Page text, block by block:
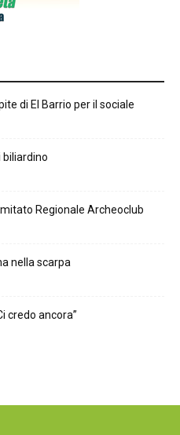
di El Barrio per il sociale
biliardino
Regionale Archeoclub
nella scarpa
credo ancora”